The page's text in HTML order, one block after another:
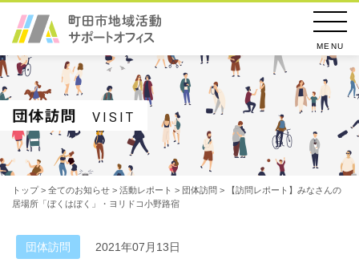
MENU
団体訪問 VISIT
トップ> 全てのお知らせ > 活動レポート > 団体訪問 > 【訪問レポート】みなさんの
居場所「ぼくはぼく」・ヨリドコ小野路宿
団体訪問 2021年07月13日